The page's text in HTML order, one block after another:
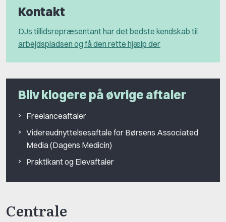
Kontakt
DJs tillidsrepræsentant har det bedste kendskab til
arbejdspladsen og få den rette hjælp der
Bliv klogere på øvrige aftaler
Freelanceaftaler
Videreudnyttelsesaftale for Børsens Associated
Media (Dagens Medicin)
Praktikant og Elevaftaler
Centrale